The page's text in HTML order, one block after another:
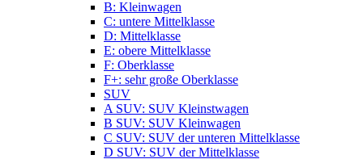
B: Kleinwagen
C: untere Mittelklasse
D: Mittelklasse
E: obere Mittelklasse
F: Oberklasse
F+: sehr große Oberklasse
SUV
A SUV: SUV Kleinstwagen
B SUV: SUV Kleinwagen
C SUV: SUV der unteren Mittelklasse
D SUV: SUV der Mittelklasse